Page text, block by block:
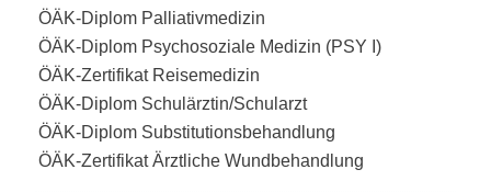
ÖÄK-Diplom Palliativmedizin
ÖÄK-Diplom Psychosoziale Medizin (PSY I)
ÖÄK-Zertifikat Reisemedizin
ÖÄK-Diplom Schulärztin/Schularzt
ÖÄK-Diplom Substitutionsbehandlung
ÖÄK-Zertifikat Ärztliche Wundbehandlung